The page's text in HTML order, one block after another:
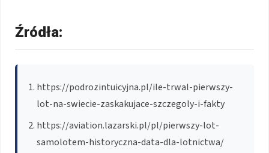
Źródła:
https://podrozintuicyjna.pl/ile-trwal-pierwszy-
lot-na-swiecie-zaskakujace-szczegoly-i-fakty
https://aviation.lazarski.pl/pl/pierwszy-lot-
samolotem-historyczna-data-dla-lotnictwa/